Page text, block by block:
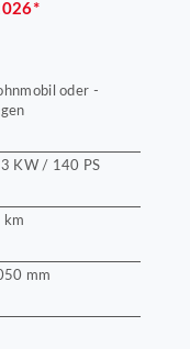
oder -
KW / 140 PS
km
mm